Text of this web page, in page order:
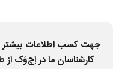
جهت کسب اطلاعات بیشتر
کارشناسان ما در اِچ‌وَک